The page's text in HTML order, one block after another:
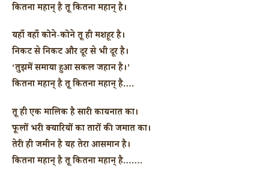
कितना महान् है तू कितना महान् है।
यहाँ वहाँ कोने-कोने तू ही मशहूर है।
निकट से निकट और दूर से भी दूर है।
‘तुझमें समाया हुआ सकल जहान है।’
कितना महान् है तू कितना महान् है….
तू ही एक मालिक है सारी कायनात का।
फूलों भरी क्यारियों का तारों की जमात का।
तेरी ही जमीन है यह तेरा आसमान है।
कितना महान् है तू कितना महान् है…….